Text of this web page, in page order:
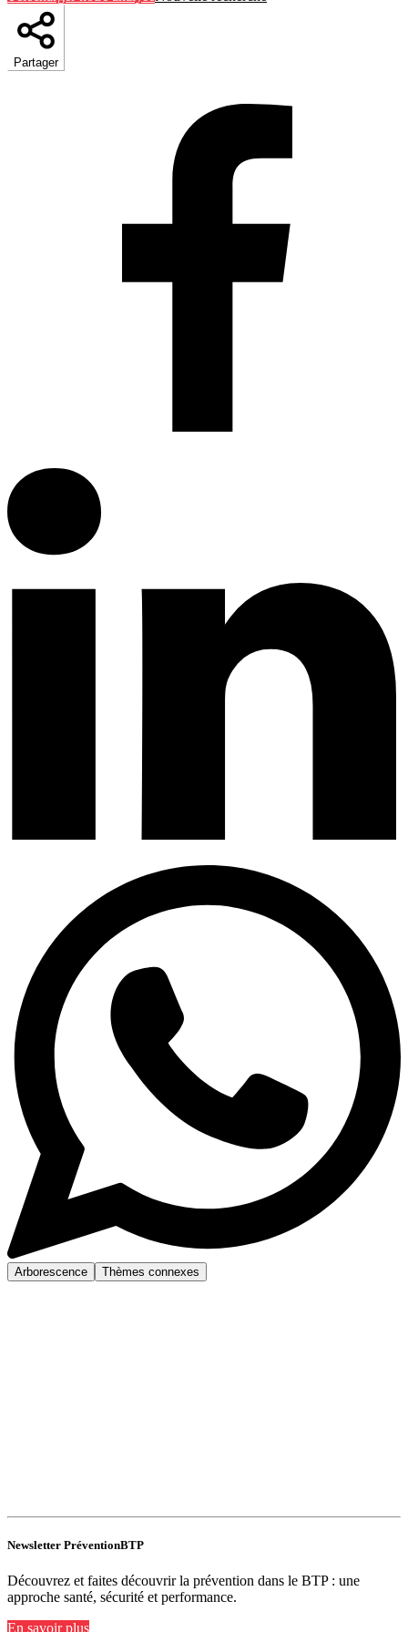
Partager
Arborescence Thèmes connexes
Newsletter PréventionBTP
Découvrez et faites découvrir la prévention dans le BTP : une
approche santé, sécurité et performance.
En savoir plus